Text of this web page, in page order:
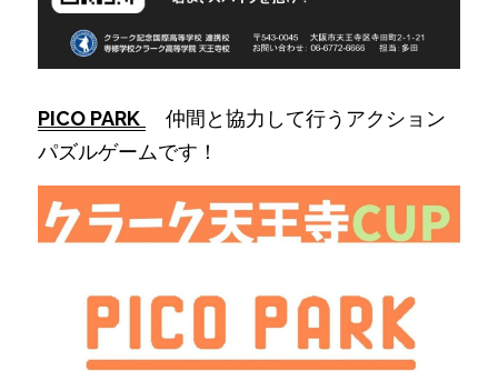
PICO PARK
仲間と協力して行うアクション
パズルゲームです！